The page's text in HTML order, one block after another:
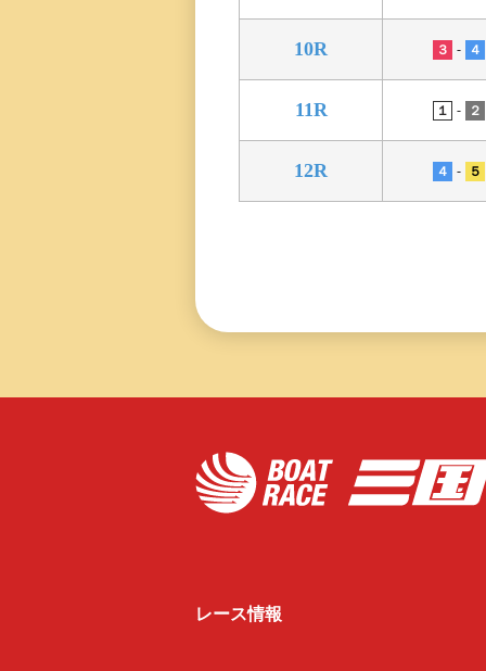
10R ３ - ４
11R １ - ２
12R ４ - ５
レース情報